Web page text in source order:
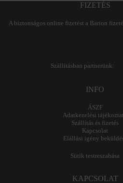
FIZETÉS
A biztonságos online fizetést a Barion
Szállításban partnerünk:
INFO
ÁSZF
Adatkezelési
Szállítás és fizetés
Kapcsolat
Elállási igény
Sütik testreszabása
KAPCSOLAT